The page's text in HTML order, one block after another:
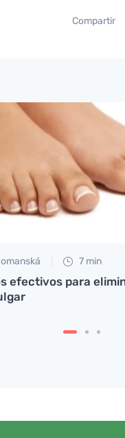
Compartir
7 min
efectivos para